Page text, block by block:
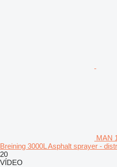
MAN
Breining 3000L Asphalt sprayer -
20
VÍDEO